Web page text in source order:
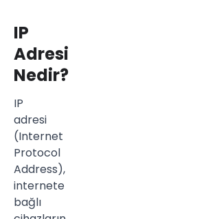
IP
Adresi
Nedir?
IP
adresi
(Internet
Protocol
Address),
internete
bağlı